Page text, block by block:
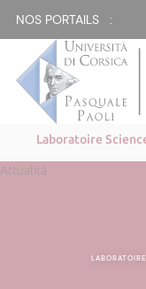
NOS PORTAILS :
Laboratoire
Attualità